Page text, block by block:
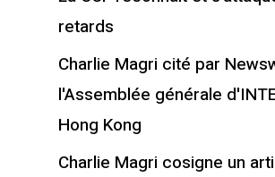
retards
Charlie Magri cité par
l'Assemblée générale
Hong Kong
Charlie Magri cosigne un